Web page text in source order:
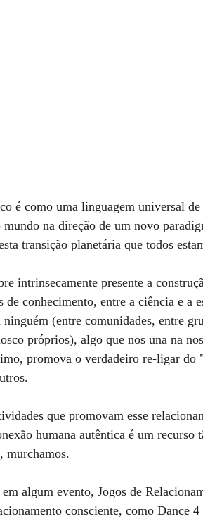
é como uma linguagem universal de
na direção de um novo
transição planetária que todos
intrinsecamente presente a
de conhecimento, entre a ciência e a
(entre comunidades, entre
próprios), algo que nos una na
promova o verdadeiro re-ligar do
humana autêntica é um recurso
murchamos.
algum evento, Jogos de
consciente, como Dance